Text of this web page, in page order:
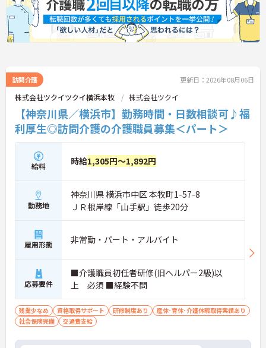
訪問介護 更新日：2026年08月06日
株式会社ツクイツクイ横浜本牧 株式会社ツクイ
【神奈川県／横浜市】勤務時間・日数相談可♪福
利厚生◎訪問介護の介護職員募集＜パート＞
給料 時給1,305円～1,892円
勤務地
神奈川県 横浜市中区 本牧町1-57-8
ＪＲ根岸線「山手駅」徒歩20分
雇用形態 非常勤・パート・アルバイト
応募要件
■介護職員初任者研修(旧ヘルパー2級)以
上 必須 ■経験不問
残業少なめ 資格取得サポート 研修制度あり
産休･育休･介護休暇取得実績あり
社会保険完備
交通費支給